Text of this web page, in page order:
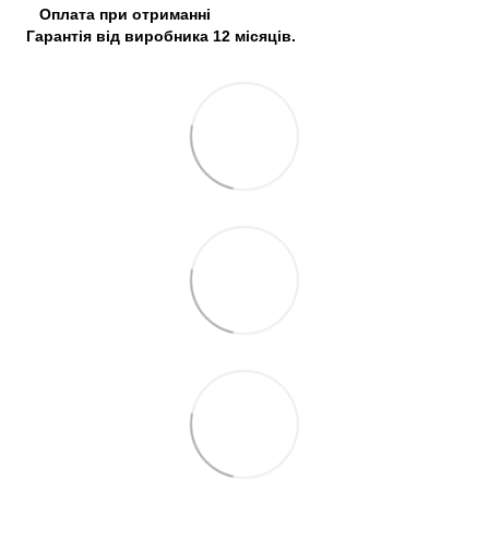
Оплата при отриманні
Гарантія від виробника 12 місяців.